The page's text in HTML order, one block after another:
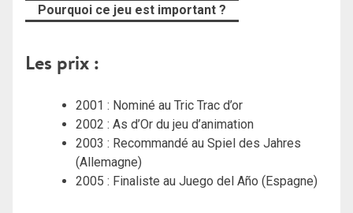
Pourquoi ce jeu est important ?
Les prix :
2001 : Nominé au Tric Trac d’or
2002 : As d’Or du jeu d’animation
2003 : Recommandé au Spiel des Jahres
(Allemagne)
2005 : Finaliste au Juego del Año (Espagne)